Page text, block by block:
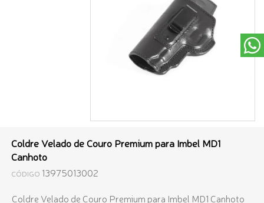
Coldre Velado de Couro Premium para Imbel MD1
Canhoto
CÓDIGO 13975013002
Coldre Velado de Couro Premium para Imbel MD1 Canhoto